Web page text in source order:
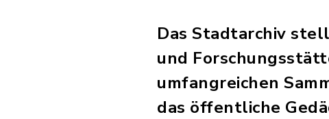
Das Stadtarchiv
und
umfangreichen
das öffentliche